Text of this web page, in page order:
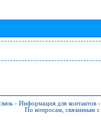
- Информация для контактов -
По вопросам, связанным с